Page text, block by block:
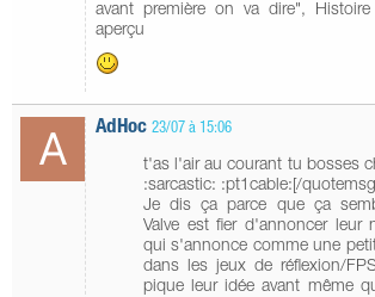
avant première on va dire",
aperçu
AdHoc 23/07 à 15:06
t'as l'air au courant tu bosses
:sarcastic: :pt1cable:[/quotemsg]
Je dis ça parce que ça
Valve est fier d'annoncer leur
qui s'annonce comme une
dans les jeux de réflexion/
pique leur idée avant même